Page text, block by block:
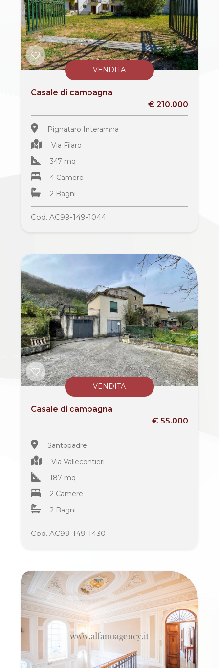
VENDITA
Casale di campagna
€ 210.000
Pignataro Interamna
Via Filaro
347 mq
4 Camere
2 Bagni
Cod. AC99-149-1044
VENDITA
Casale di campagna
€ 55.000
Santopadre
Via Vallecontieri
187 mq
2 Camere
2 Bagni
Cod. AC99-149-1430